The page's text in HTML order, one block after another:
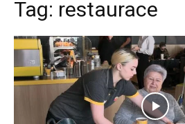
Tag: restaurace